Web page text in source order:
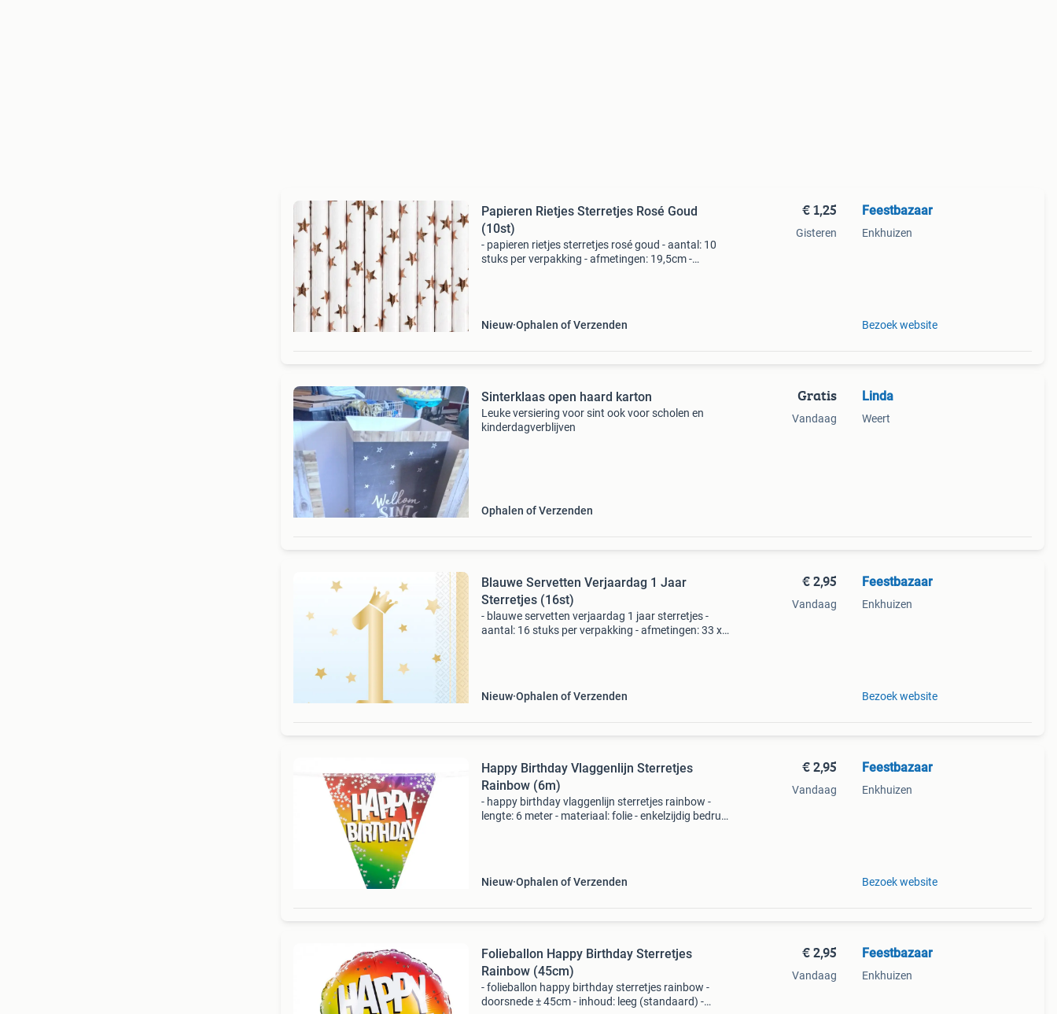
Papieren Rietjes Sterretjes Rosé Goud
(10st)
- papieren rietjes sterretjes rosé goud - aantal: 10
stuks per verpakking - afmetingen: 19,5cm -
Nieuw Ophalen of Verzenden
€ 1,25
Gisteren
Feestbazaar
Enkhuizen
Bezoek website
Sinterklaas open haard karton
Leuke versiering voor sint ook voor scholen en
kinderdagverblijven
Ophalen of Verzenden
Gratis
Vandaag
Linda
Weert
Blauwe Servetten Verjaardag 1 Jaar
Sterretjes (16st)
- blauwe servetten verjaardag 1 jaar sterretjes -
aantal: 16 stuks per verpakking - afmetingen: 33 x
Nieuw Ophalen of Verzenden
€ 2,95
Vandaag
Feestbazaar
Enkhuizen
Bezoek website
Happy Birthday Vlaggenlijn Sterretjes
Rainbow (6m)
- happy birthday vlaggenlijn sterretjes rainbow -
lengte: 6 meter - materiaal: folie - enkelzijdig bedrukt
Nieuw Ophalen of Verzenden
€ 2,95
Vandaag
Feestbazaar
Enkhuizen
Bezoek website
Folieballon Happy Birthday Sterretjes
Rainbow (45cm)
- folieballon happy birthday sterretjes rainbow -
doorsnede ± 45cm - inhoud: leeg (standaard) -
€ 2,95
Vandaag
Feestbazaar
Enkhuizen